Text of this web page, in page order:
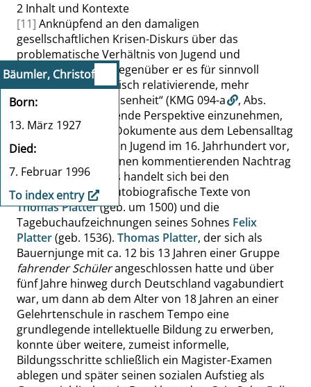
Bäumler, Christof
Born
13. März 1927
Died
7. Februar 1996
To index entry
2 Inhalt und Kontexte
[11] Anknüpfend an den damaligen
gesellschaftlichen Krisen-Diskurs über das
problematische Verhältnis von Jugend und
Gesellschaft, dem gegenüber er es für sinnvoll
erachte, eine historisch relativierende, mehr
„theoretische Gelassenheit“(KMG 094-a , Abs.
ermöglichende Perspektive einzunehmen,
stellt Mollenhauer Dokumente aus dem Lebensalltag
der frühbürgerlichen Jugend im 16. Jahrhundert vor,
um anschließend einen kommentierenden Nachtrag
dazu abzugeben. Es handelt sich bei den
Dokumenten um autobiografische Texte von
Thomas Platter(geb. um 1500) und die
Tagebuchaufzeichnungen seines Sohnes Felix
Platter(geb. 1536). Thomas Platter, der sich als
Bauernjunge mit ca. 12 bis 13 Jahren einer Gruppe
fahrender Schülerangeschlossen hatte und über
fünf Jahre hinweg durch Deutschland vagabundiert
war, um dann ab dem Alter von 18 Jahren an einer
Gelehrtenschule in raschem Tempo eine
grundlegende intellektuelle Bildung zu erwerben,
konnte über weitere, zumeist informelle,
Bildungsschritte schließlich ein Magister-Examen
ablegen und später seinen sozialen Aufstieg als